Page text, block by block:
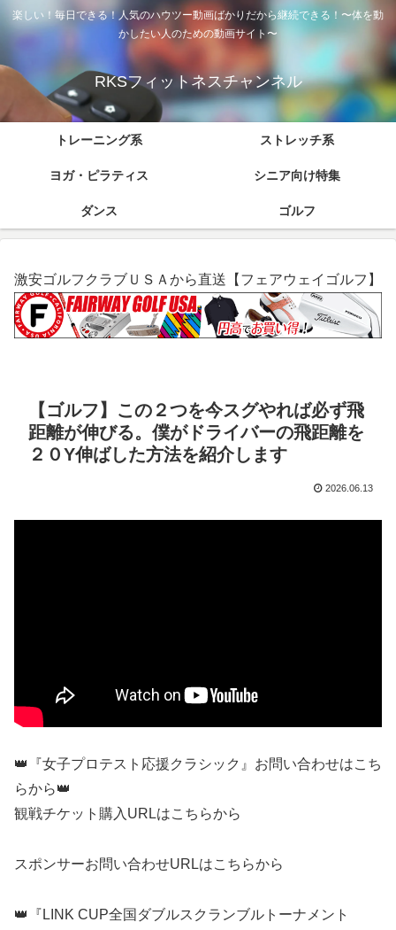
楽しい！毎日できる！人気のハウツー動画ばかりだから継続できる！〜体を動
かしたい人のための動画サイト〜
RKSフィットネスチャンネル
トレーニング系 ストレッチ系
ヨガ・ピラティス シニア向け特集
ダンス ゴルフ
激安ゴルフクラブＵＳＡから直送【フェアウェイゴルフ】
【ゴルフ】この２つを今スグやれば必ず飛
距離が伸びる。僕がドライバーの飛距離を
２０Y伸ばした方法を紹介します
2026.06.13
👑『女子プロテスト応援クラシック』お問い合わせはこち
らから👑
観戦チケット購入URLはこちらから
スポンサーお問い合わせURLはこちらから
👑『LINK CUP全国ダブルスクランブルトーナメント